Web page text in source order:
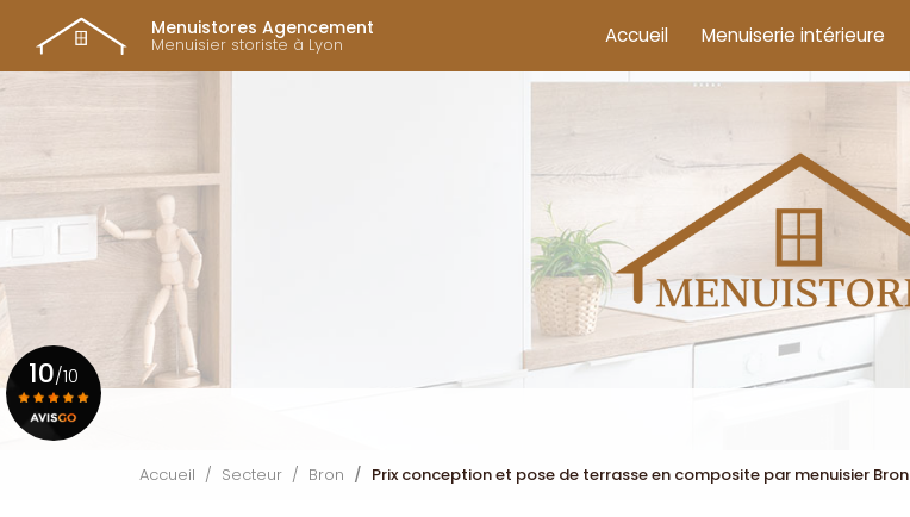
contenu
principal
Menuistores Agencement
Menuisier storiste à Lyon Accueil Menuiserie intérieure
10/10
Accueil Secteur Bron Prix conception et pose de terrasse en composite par menuisier Bron